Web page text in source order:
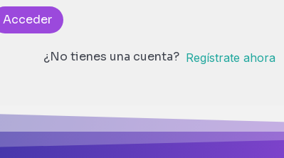
Acceder
¿No tienes una cuenta? Regístrate ahora